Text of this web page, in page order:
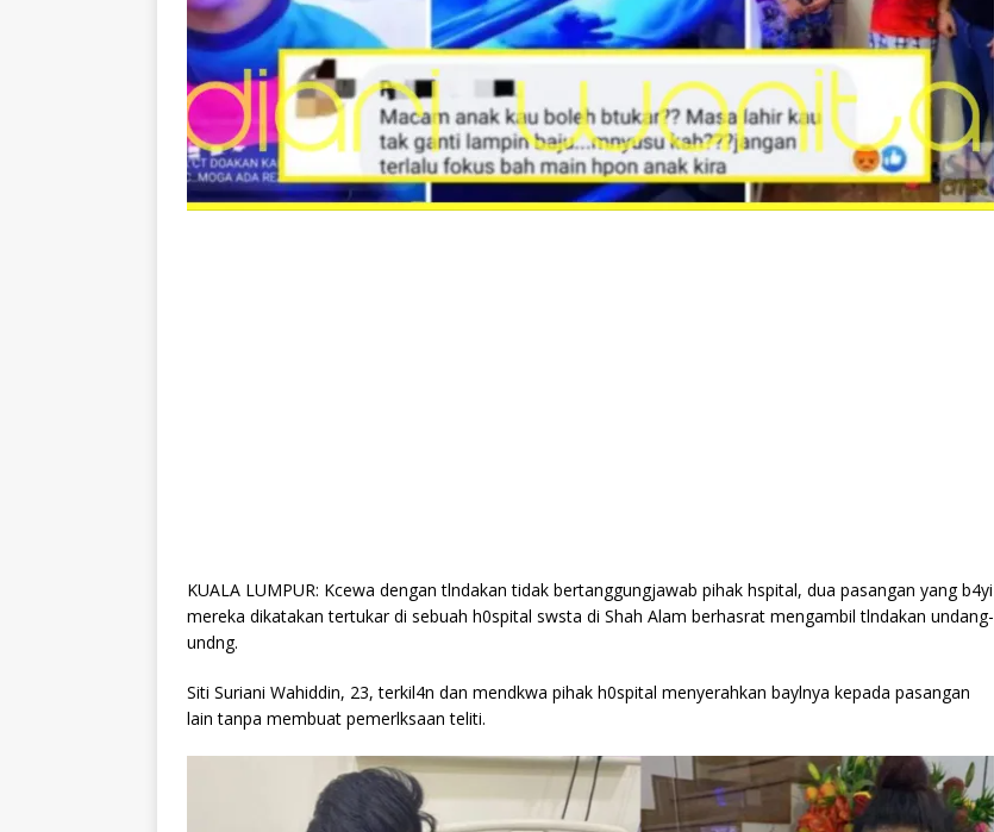
KUALA LUMPUR: Kcewa dengan tlndakan tidak bertanggungjawab pihak hspital, dua pasangan yang b4yi
mereka dikatakan tertukar di sebuah h0spital swsta di Shah Alam berhasrat mengambil tlndakan undang-
undng.
Siti Suriani Wahiddin, 23, terkil4n dan mendkwa pihak h0spital menyerahkan baylnya kepada pasangan
lain tanpa membuat pemerlksaan teliti.